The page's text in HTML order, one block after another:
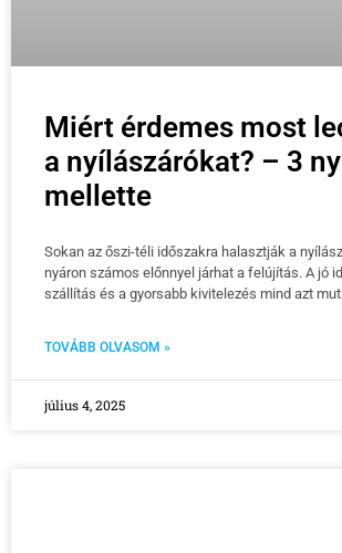
Miért érdemes most
a nyílászárókat? – 3
mellette
Sokan az őszi-téli időszakra halasztják a
nyáron számos előnnyel járhat a felújítás. A jó
szállítás és a gyorsabb kivitelezés mind azt
TOVÁBB OLVASOM »
július 4, 2025